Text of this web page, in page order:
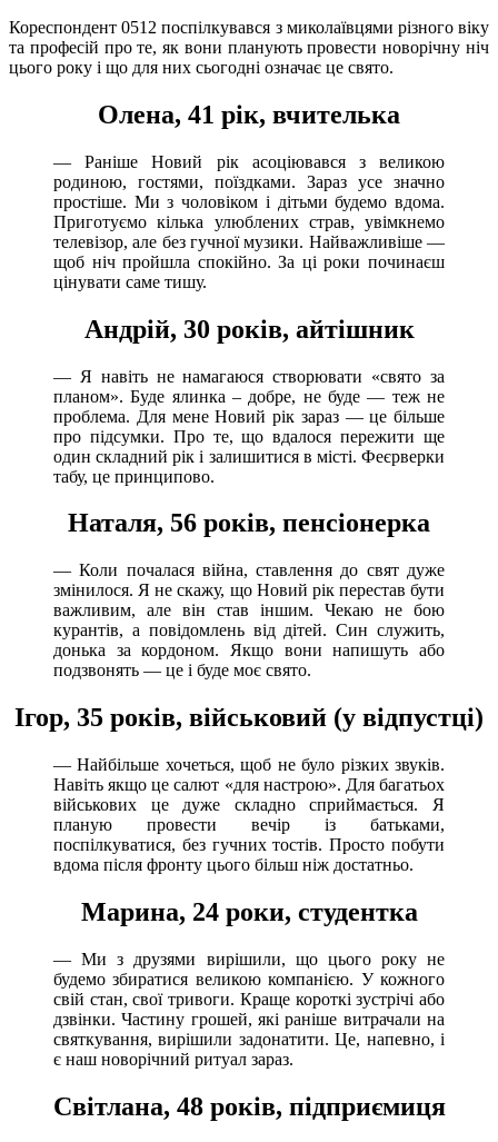
Кореспондент 0512 поспілкувався з миколаївцями різного віку
та професій про те, як вони планують провести новорічну ніч
цього року і що для них сьогодні означає це свято.
Олена, 41 рік, вчителька
— Раніше Новий рік асоціювався з великою
родиною, гостями, поїздками. Зараз усе значно
простіше. Ми з чоловіком і дітьми будемо вдома.
Приготуємо кілька улюблених страв, увімкнемо
телевізор, але без гучної музики. Найважливіше —
щоб ніч пройшла спокійно. За ці роки починаєш
цінувати саме тишу.
Андрій, 30 років, айтішник
— Я навіть не намагаюся створювати «свято за
планом». Буде ялинка – добре, не буде — теж не
проблема. Для мене Новий рік зараз — це більше
про підсумки. Про те, що вдалося пережити ще
один складний рік і залишитися в місті. Феєрверки
табу, це принципово.
Наталя, 56 років, пенсіонерка
— Коли почалася війна, ставлення до свят дуже
змінилося. Я не скажу, що Новий рік перестав бути
важливим, але він став іншим. Чекаю не бою
курантів, а повідомлень від дітей. Син служить,
донька за кордоном. Якщо вони напишуть або
подзвонять — це і буде моє свято.
Ігор, 35 років, військовий (у відпустці)
— Найбільше хочеться, щоб не було різких звуків.
Навіть якщо це салют «для настрою». Для багатьох
військових це дуже складно сприймається. Я
планую провести вечір із батьками,
поспілкуватися, без гучних тостів. Просто побути
вдома після фронту цього більш ніж достатньо.
Марина, 24 роки, студентка
— Ми з друзями вирішили, що цього року не
будемо збиратися великою компанією. У кожного
свій стан, свої тривоги. Краще короткі зустрічі або
дзвінки. Частину грошей, які раніше витрачали на
святкування, вирішили задонатити. Це, напевно, і
є наш новорічний ритуал зараз.
Світлана, 48 років, підприємиця